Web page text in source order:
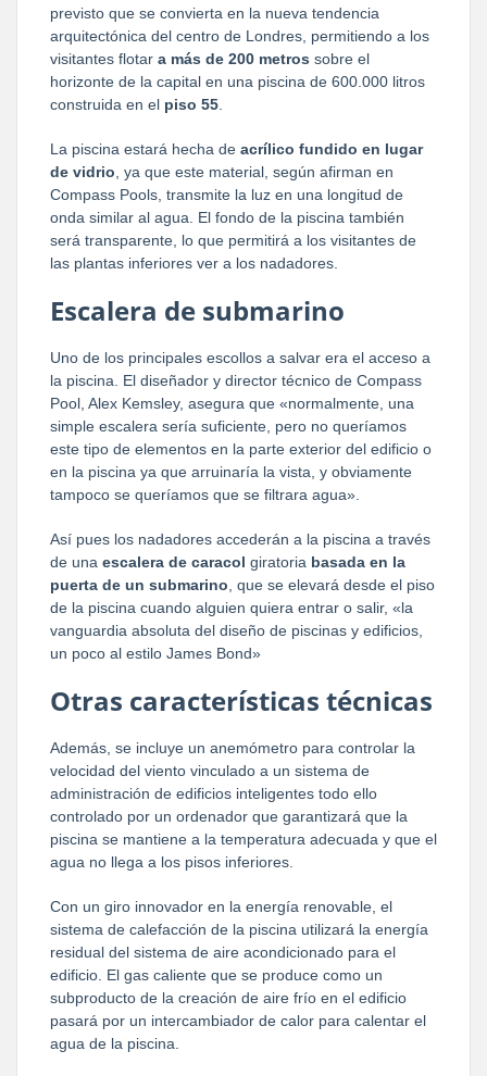
previsto que se convierta en la nueva tendencia
arquitectónica del centro de Londres, permitiendo a los
visitantes flotar a más de 200 metros sobre el
horizonte de la capital en una piscina de 600.000 litros
construida en el piso 55
La piscina estará hecha de acrílico fundido en lugar
de vidrio , ya que este material, según afirman en
Compass Pools, transmite la luz en una longitud de
onda similar al agua. El fondo de la piscina también
será transparente, lo que permitirá a los visitantes de
las plantas inferiores ver a los nadadores.
Escalera de submarino
Uno de los principales escollos a salvar era el acceso a
la piscina. El diseñador y director técnico de Compass
Pool, Alex Kemsley, asegura que «normalmente, una
simple escalera sería suficiente, pero no queríamos
este tipo de elementos en la parte exterior del edificio o
en la piscina ya que arruinaría la vista, y obviamente
tampoco se queríamos que se filtrara agua».
Así pues los nadadores accederán a la piscina a través
de una escalera de caracol giratoria basada en la
puerta de un submarino , que se elevará desde el piso
de la piscina cuando alguien quiera entrar o salir, «la
vanguardia absoluta del diseño de piscinas y edificios,
un poco al estilo James Bond»
Otras características técnicas
Además, se incluye un anemómetro para controlar la
velocidad del viento vinculado a un sistema de
administración de edificios inteligentes todo ello
controlado por un ordenador que garantizará que la
piscina se mantiene a la temperatura adecuada y que el
agua no llega a los pisos inferiores.
Con un giro innovador en la energía renovable, el
sistema de calefacción de la piscina utilizará la energía
residual del sistema de aire acondicionado para el
edificio. El gas caliente que se produce como un
subproducto de la creación de aire frío en el edificio
pasará por un intercambiador de calor para calentar el
agua de la piscina.